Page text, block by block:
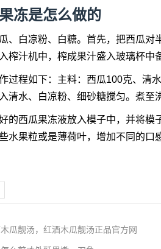
冻是怎么做的
、白凉粉、白糖。首先，把西瓜
榨汁机中，榨成果汁盛入玻璃杯中
过程如下：主料：西瓜100克、清
清水、白凉粉、细砂糖搅匀。煮至
的西瓜果冻液放入模子中，并将
水果粒或是薄荷叶，增加不同的
瓜靓汤，红酒木瓜靓汤正品官方网